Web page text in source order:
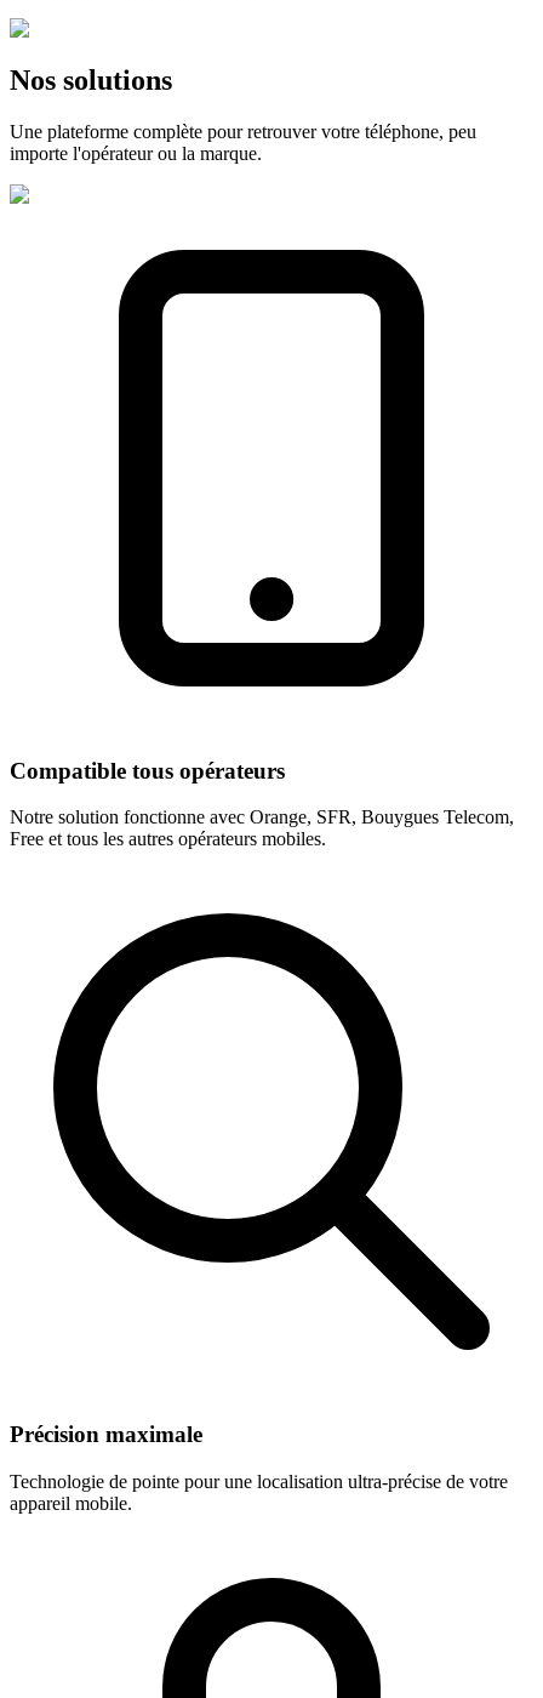
Nos solutions
Une plateforme complète pour retrouver votre téléphone, peu
importe l'opérateur ou la marque.
Compatible tous opérateurs
Notre solution fonctionne avec Orange, SFR, Bouygues Telecom,
Free et tous les autres opérateurs mobiles.
Précision maximale
Technologie de pointe pour une localisation ultra-précise de votre
appareil mobile.